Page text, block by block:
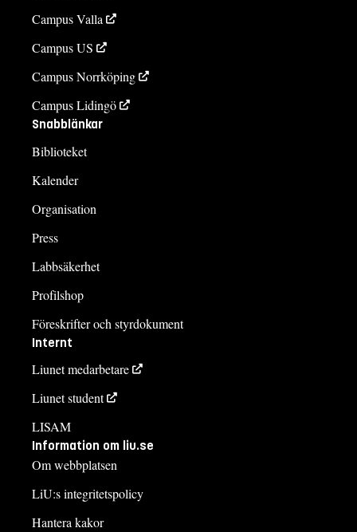
Campus Valla
Campus US
Campus Norrköping
Campus Lidingö
Snabblänkar
Biblioteket
Kalender
Organisation
Press
Labbsäkerhet
Profilshop
Föreskrifter och styrdokument
Internt
Liunet medarbetare
Liunet student
LISAM
Information om liu.se
Om webbplatsen
LiU:s integritetspolicy
Hantera kakor